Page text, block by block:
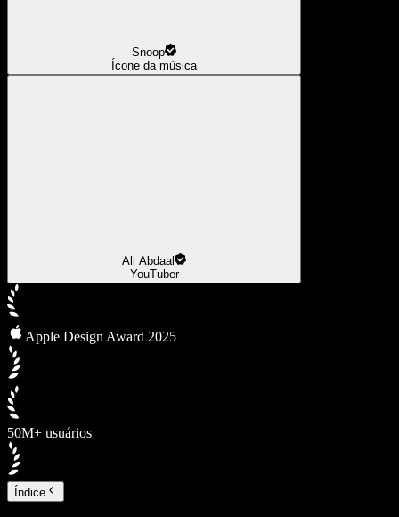
Snoop
Ícone da música
Ali Abdaal
YouTuber
Apple Design Award 2025
50M+ usuários
Índice